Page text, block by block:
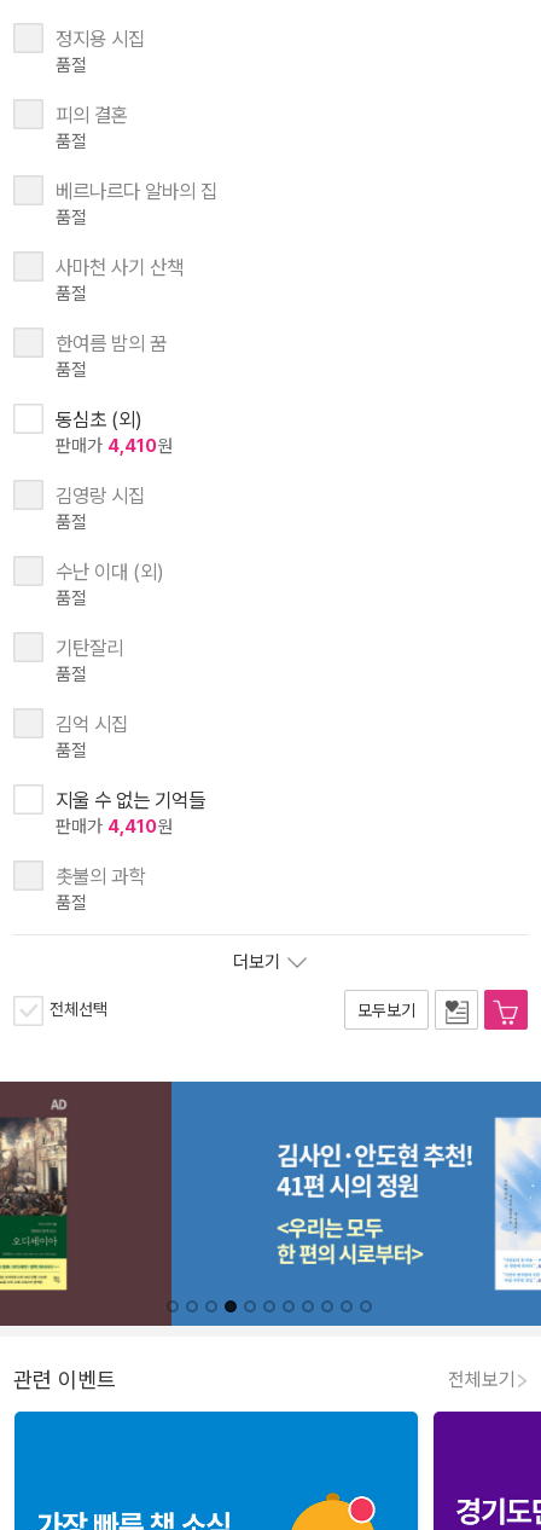
정지용 시집
품절
피의 결혼
품절
베르나르다 알바의 집
품절
사마천 사기 산책
품절
한여름 밤의 꿈
품절
동심초 (외)
판매가 4,410원
김영랑 시집
품절
수난 이대 (외)
품절
기탄잘리
품절
김억 시집
품절
지울 수 없는 기억들
판매가 4,410원
촛불의 과학
품절
더보기
전체선택 모두보기
관련 이벤트 전체보기